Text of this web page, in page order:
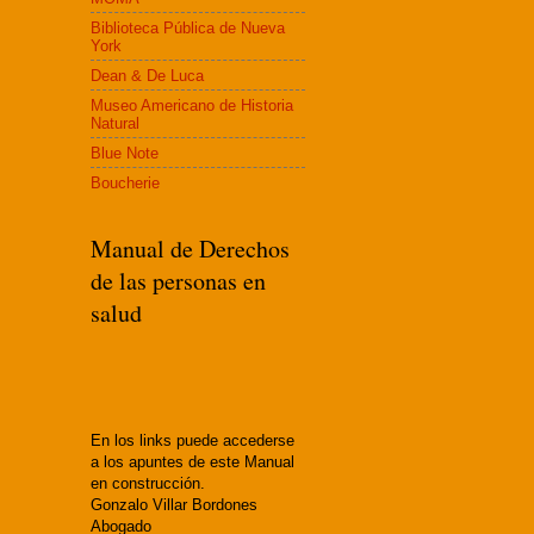
Biblioteca Pública de Nueva
York
Dean & De Luca
Museo Americano de Historia
Natural
Blue Note
Boucherie
Manual de Derechos
de las personas en
salud
En los links puede accederse
a los apuntes de este Manual
en construcción.
Gonzalo Villar Bordones
Abogado